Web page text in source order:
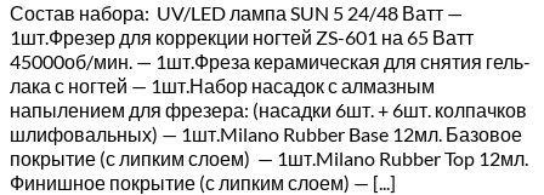
Состав набора: UV/LED лампа SUN 5 24/48 Ватт —
1шт.Фрезер для коррекции ногтей ZS-601 на 65 Ватт
45000об/мин. — 1шт.Фреза керамическая для снятия гель-
лака с ногтей — 1шт.Набор насадок с алмазным
напылением для фрезера: (насадки 6шт. + 6шт. колпачков
шлифовальных) — 1шт.Milano Rubber Base 12мл. Базовое
покрытие (с липким слоем) — 1шт.Milano Rubber Top 12мл.
Финишное покрытие (с липким слоем) — [...]